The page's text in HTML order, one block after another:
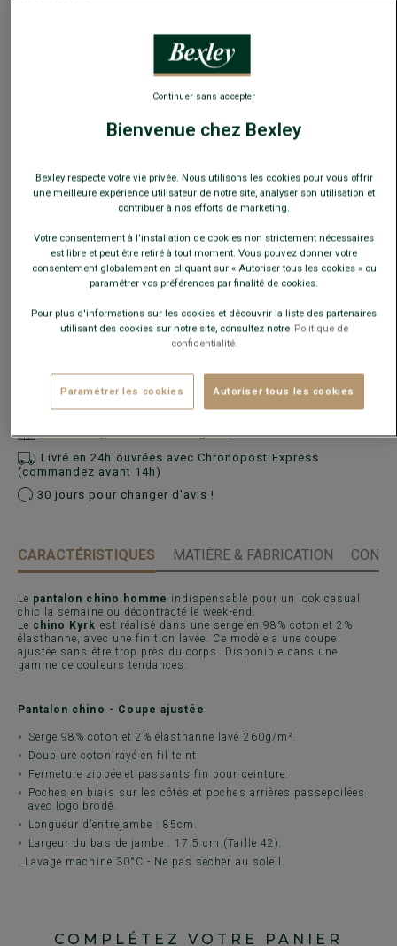
Le 2e pantalon au choix
COULEURS DISPONIBLES
Ce modèle taille petit, choisir la taille au-dessus de votre
taille habituelle.
Quelle est ma taille ?
Voir la disponibilité en magasin
Livré en 24h ouvrées avec Chronopost Express
(commandez avant 14h)
30 jours pour changer d'avis !
CARACTÉRISTIQUES MATIÈRE & FABRICATION
Le pantalon chino homme indispensable pour un look casual
chic la semaine ou décontracté le week-end.
Le chino Kyrk est réalisé dans une serge en 98% coton et 2%
élasthanne, avec une finition lavée. Ce modèle a une coupe
ajustée sans être trop près du corps. Disponible dans une
gamme de couleurs tendances.
Pantalon chino - Coupe ajustée
Serge 98% coton et 2% élasthanne lavé 260g/m².
Doublure coton rayé en fil teint.
Fermeture zippée et passants fin pour ceinture.
Poches en biais sur les côtés et poches arrières passepoilées
avec logo brodé.
Longueur d’entrejambe : 85cm.
Largeur du bas de jambe : 17.5 cm (Taille 42).
. Lavage machine 30°C - Ne pas sécher au soleil.
COMPLÉTEZ VOTRE PANIER
Bienvenue chez Bexley
Bexley respecte votre vie privée. Nous utilisons les cookies pour vous offrir
une meilleure expérience utilisateur de notre site, analyser son utilisation et
contribuer à nos efforts de marketing.
Votre consentement à l'installation de cookies non strictement nécessaires
est libre et peut être retiré à tout moment. Vous pouvez donner votre
consentement globalement en cliquant sur « Autoriser tous les cookies » ou
paramétrer vos préférences par finalité de cookies.
Pour plus d'informations sur les cookies et découvrir la liste des partenaires
utilisant des cookies sur notre site, consultez notre Politique de
confidentialité.
Paramétrer les cookies Autoriser tous les cookies
Continuer sans accepter